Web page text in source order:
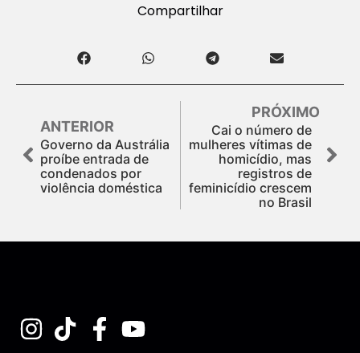
Compartilhar
ANTERIOR
Governo da Austrália
proíbe entrada de
condenados por
violência doméstica
PRÓXIMO
Cai o número de
mulheres vítimas de
homicídio, mas
registros de
feminicídio crescem
no Brasil